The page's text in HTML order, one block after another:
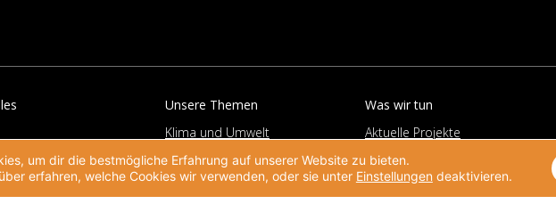
Unsere Themen
Klima und Umwelt
Nachhaltige Lieferketten
Was wir tun
Aktuelle Projekte
Projekte
Beratung
um dir die bestmögliche Erfahrung auf unserer Website zu bieten.
erfahren, welche Cookies wir verwenden, oder sie unter Einstellungen deaktivieren.